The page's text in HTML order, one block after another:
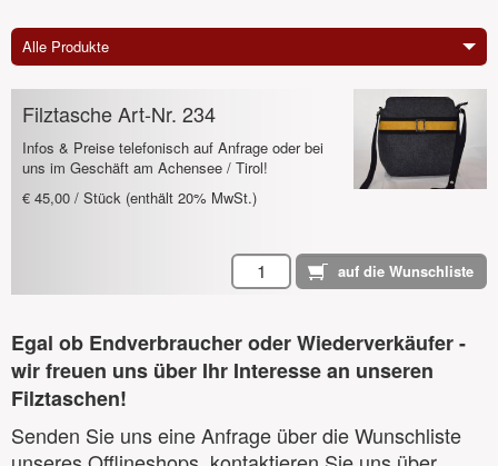
Alle Produkte
Filztasche Art-Nr. 234
Infos & Preise telefonisch auf Anfrage oder bei
uns im Geschäft am Achensee / Tirol!
€ 45,00 / Stück (enthält 20% MwSt.)
Egal ob Endverbraucher oder Wiederverkäufer -
wir freuen uns über Ihr Interesse an unseren
Filztaschen!
Senden Sie uns eine Anfrage über die Wunschliste